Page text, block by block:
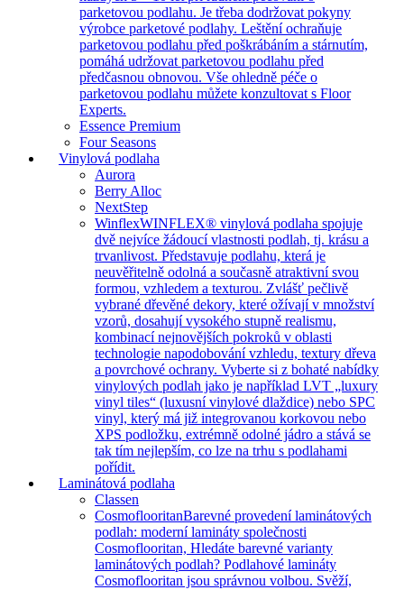
parketovou podlahu. Je třeba dodržovat pokyny
výrobce parketové podlahy. Leštění ochraňuje
parketovou podlahu před poškrábáním a stárnutím,
pomáhá udržovat parketovou podlahu před
předčasnou obnovou. Vše ohledně péče o
parketovou podlahu můžete konzultovat s Floor
Experts.
Essence Premium
Four Seasons
Vinylová podlaha
Aurora
Berry Alloc
NextStep
WinflexWINFLEX® vinylová podlaha spojuje
dvě nejvíce žádoucí vlastnosti podlah, tj. krásu a
trvanlivost. Představuje podlahu, která je
neuvěřitelně odolná a současně atraktivní svou
formou, vzhledem a texturou. Zvlášť pečlivě
vybrané dřevěné dekory, které ožívají v množství
vzorů, dosahují vysokého stupně realismu,
kombinací nejnovějších pokroků v oblasti
technologie napodobování vzhledu, textury dřeva
a povrchové ochrany. Vyberte si z bohaté nabídky
vinylových podlah jako je například LVT „luxury
vinyl tiles“ (luxusní vinylové dlaždice) nebo SPC
vinyl, který má již integrovanou korkovou nebo
XPS podložku, extrémně odolné jádro a stává se
tak tím nejlepším, co lze na trhu s podlahami
pořídit.
Laminátová podlaha
Classen
CosmoflooritanBarevné provedení laminátových
podlah: moderní lamináty společnosti
Cosmoflooritan, Hledáte barevné varianty
laminátových podlah? Podlahové lamináty
Cosmoflooritan jsou správnou volbou. Svěží,